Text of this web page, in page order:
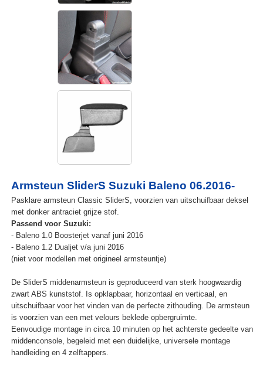
Armsteun SliderS Suzuki Baleno 06.2016-
Pasklare armsteun Classic SliderS, voorzien van uitschuifbaar deksel
met donker antraciet grijze stof.
Passend voor Suzuki:
- Baleno 1.0 Boosterjet vanaf juni 2016
- Baleno 1.2 Dualjet v/a juni 2016
(niet voor modellen met origineel armsteuntje)
De SliderS middenarmsteun is geproduceerd van sterk hoogwaardig
zwart ABS kunststof. Is opklapbaar, horizontaal en verticaal, en
uitschuifbaar voor het vinden van de perfecte zithouding. De armsteun
is voorzien van een met velours beklede opbergruimte.
Eenvoudige montage in circa 10 minuten op het achterste gedeelte van
middenconsole, begeleid met een duidelijke, universele montage
handleiding en 4 zelftappers.